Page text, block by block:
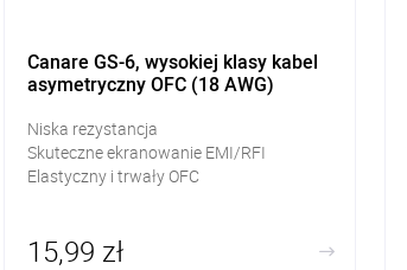
Canare GS-6, wysokiej klasy kabel
asymetryczny OFC (18 AWG)
Niska rezystancja
Skuteczne ekranowanie EMI/RFI
Elastyczny i trwały OFC
15,99 zł